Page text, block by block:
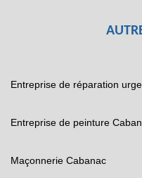
Entreprise de réparation
Entreprise de peinture
Maçonnerie Cabanac